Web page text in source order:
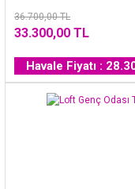
36.700,00 TL
33.300,00 TL
Havale Fiyatı :